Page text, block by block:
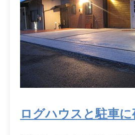
ログハウスと駐車に